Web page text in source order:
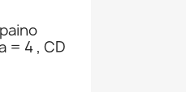
= 4 , CD